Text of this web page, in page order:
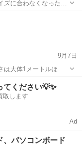
に合わなくなったた
引き渡
9月7日
は大体1メートルほ
チほどかと思います。
てください💡✨
取します
Ad
、パソコンボード